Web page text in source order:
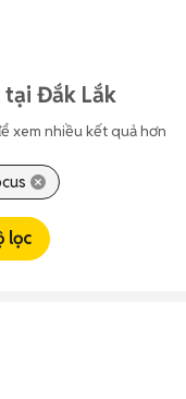
Đắk Lắk
xem nhiều kết quả hơn
lọc